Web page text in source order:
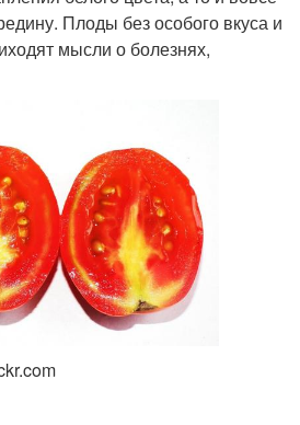
Плоды без особого вкуса и
мысли о болезнях,